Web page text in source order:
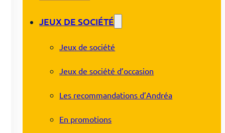
JEUX DE SOCIÉTÉ
Jeux de société
Jeux de société d’occasion
Les recommandations d’Andréa
En promotions